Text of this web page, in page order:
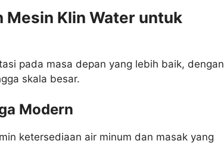
Mesin Klin Water untuk
pada masa depan yang lebih baik, dengan
skala besar.
Modern
ketersediaan air minum dan masak yang